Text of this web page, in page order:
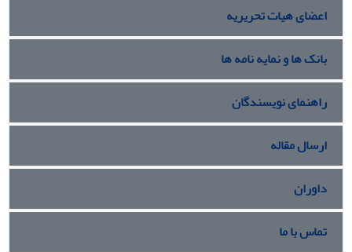
روی مقادیر بهینه مورد تجزیه و تحلیل قرار گرفته است.
اعضای هیات تحریریه
بانک ها و نمایه نامه ها
راهنمای نویسندگان
ارسال مقاله
داوران
تماس با ما